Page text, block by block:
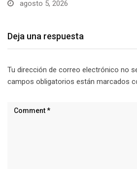
Deja una respuesta
Tu dirección de correo electrónico no
campos obligatorios están marcados